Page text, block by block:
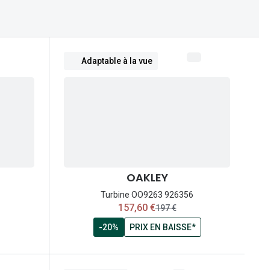
Adaptable à la vue
OAKLEY
Turbine OO9263 926356
maintenant:
157,60 €ancien prix:
197 €
-20%
PRIX EN BAISSE*